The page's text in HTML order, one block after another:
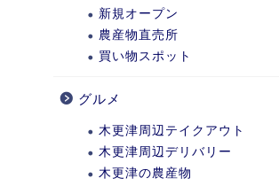
新規オープン
農産物直売所
買い物スポット
グルメ
木更津周辺テイクアウト
木更津周辺デリバリー
木更津の農産物